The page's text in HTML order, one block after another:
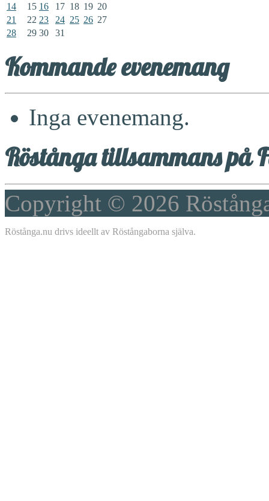
14
15 16 17 18 19 20
21
22 23 24 25 26 27
28
29 30 31
Kommande evenemang
Inga evenemang.
Röstånga tillsammans på
Copyright © 2026
Röstånga.nu drivs ideellt av Röstångaborna själva.